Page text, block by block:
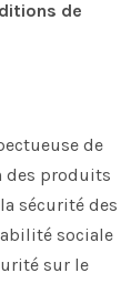
de
de
des produits
sécurité des
sociale
sur le